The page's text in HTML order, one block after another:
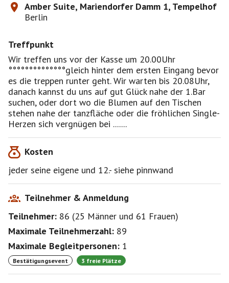
Wie bisher, erhalten einige ausgesuchte "BESI" ein
das soll uns von anderen Gäste unterscheiden,
ausserdem wissen wir wer noch gefunden möchte.
eine rose findest du auch
wenn du kein interesse an einem weiteren partner
hast, dann gibt es eben kein herz zeichen.(selbst
hergestelltes Zeichen)...aber du bist trotzdem
willkommen, und die dame darf wenn noch da eine
rose mit nach hause nehmen,
10 Euro pro Person/Karte).
Die Amber Suite stellt sich ganz und gar auf`s Flirten
ein. Singles, aber auch nicht Singles, sind eingeladen
eine wahrlich herzliche Nacht in der Amber Suite zu
Im Ballroom sorgt DJ Deenoeree mit KuschelRock
musikalische Untermalung.
Für Raucher gibt es die offene Terasse mit Blick auf
Amber Suite, Mariendorfer Damm 1, Tempelhof
Berlin
Treffpunkt
Wir treffen uns vor der Kasse um 20.00Uhr
°°°°°°°°°°°°°°gleich hinter dem ersten Eingang bevor
es die treppen runter geht. Wir warten bis 20.08Uhr,
danach kannst du uns auf gut Glück nahe der 1.Bar
suchen, oder dort wo die Blumen auf den Tischen
stehen nahe der tanzfläche oder die fröhlichen Single-
Herzen sich vergnügen bei .......
Kosten
jeder seine eigene und 12.- siehe pinnwand
Teilnehmer & Anmeldung
Teilnehmer: 86 (25 Männer und 61 Frauen)
Maximale Teilnehmerzahl: 89
Maximale Begleitpersonen: 1
Bestätigungsevent 3 freie Plätze